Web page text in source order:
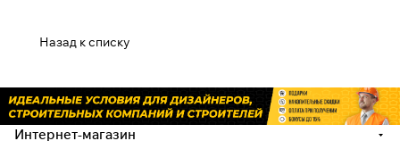
Назад к списку
Интернет-магазин